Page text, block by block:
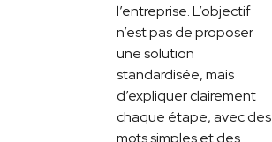
l’entreprise. L’objectif
n’est pas de proposer
une solution
standardisée, mais
d’expliquer clairement
chaque étape, avec des
mots simples et des